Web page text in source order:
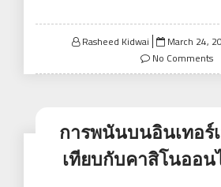
Rasheed Kidwai
Posted
on
March 24,
No Comments
การพนันบนอินเทอร์
เทียบกับคาสิโนออ